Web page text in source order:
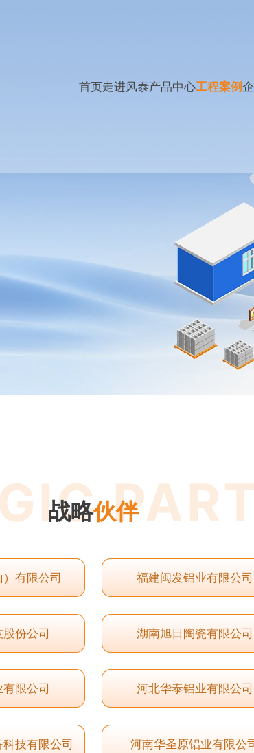
首页走进风泰产品中心工程案例
战略伙伴
有限公司 福建闽发铝业有限公司
份公司 湖南旭日陶瓷有限公司
限公司 河北华泰铝业有限公司
技有限公司 河南华圣原铝业有限公